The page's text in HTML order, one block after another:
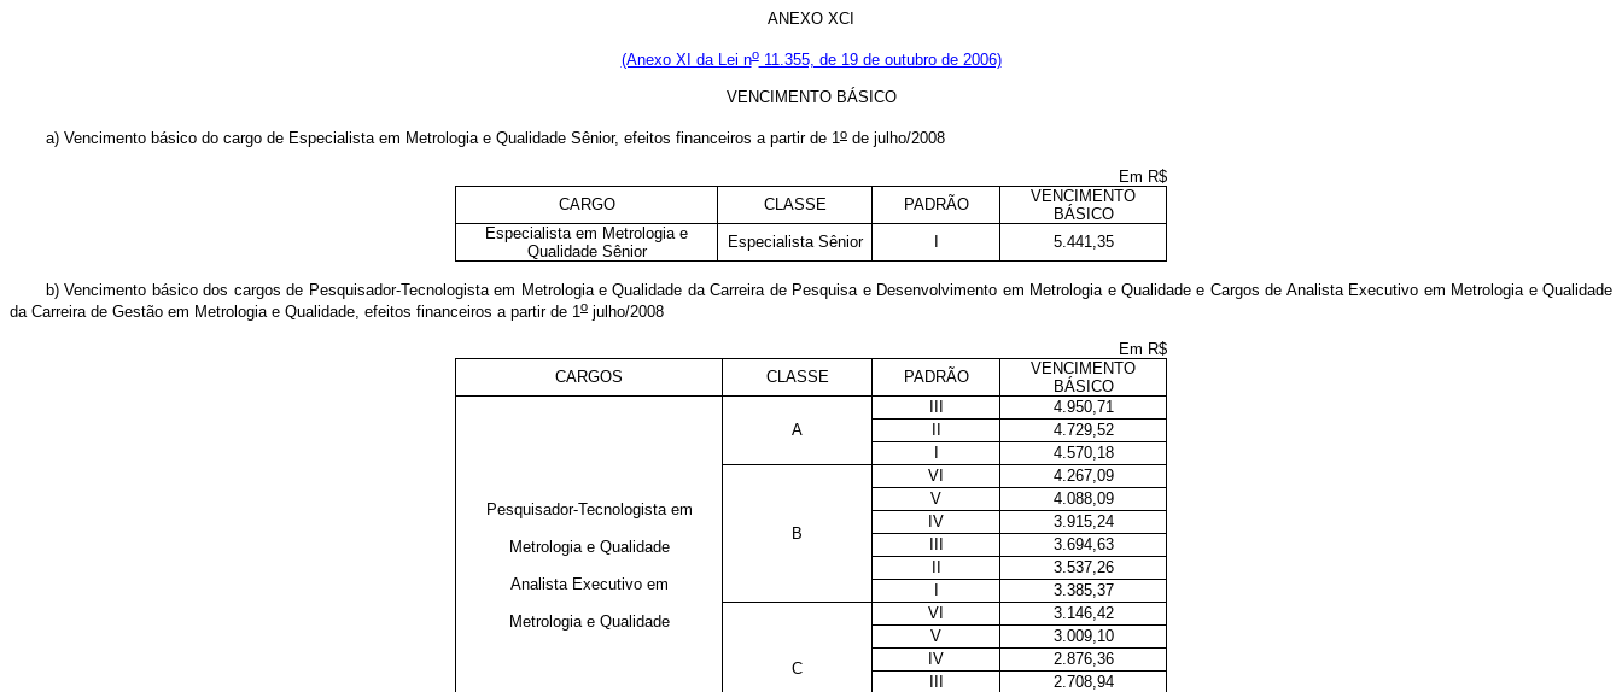
ANEXO XCI
(Anexo XI da Lei no11.355, de 19 de outubro de 2006)
VENCIMENTO BÁSICO
a) Vencimento básico do cargo de Especialista em Metrologia e Qualidade Sênior, efeitos financeiros a partir de 1o de julho/2008
Em R$
CARGO
CLASSE PADRÃO
VENCIMENTO
BÁSICO
Especialista em Metrologia e
Qualidade Sênior
Especialista Sênior I 5.441,35
b) Vencimento básico dos cargos de Pesquisador-Tecnologista em Metrologia e Qualidade da Carreira de Pesquisa e Desenvolvimento em Metrologia e Qualidade e Cargos de Analista Executivo em Metrologia e Qualidade
da Carreira de Gestão em Metrologia e Qualidade , efeitos financeiros a partir de 1 o julho/2008
Em R$
CARGOS
CLASSE PADRÃO
VENCIMENTO
BÁSICO
Pesquisador-Tecnologista em
Metrologia e Qualidade
Analista Executivo em
Metrologia e Qualidade
A
4.950,71
4.729,52
4.570,18
B
VI
4.267,09
V
4.088,09
IV
3.915,24
3.694,63
3.537,26
3.385,37
C
VI
3.146,42
V
3.009,10
IV
2.876,36
2.708,94